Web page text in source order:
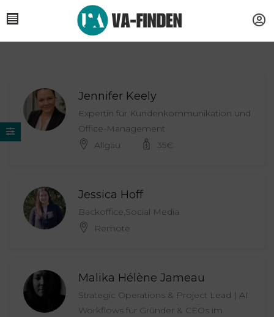
Jennifer Keely
Expertin für Kundenkommunikation und
Office-Management
Allgäu
35€
Jessica Hoff
Backoffice,Social Media
Remote
Malika Hélène Jameau
Strategic Operations & Project Lead | AI
Workflows für Gründer & CEOs im